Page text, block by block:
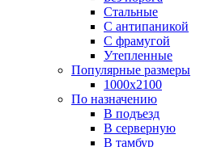
Стальные
С антипаникой
С фрамугой
Утепленные
Популярные размеры
1000х2100
По назначению
В подъезд
В серверную
В тамбур